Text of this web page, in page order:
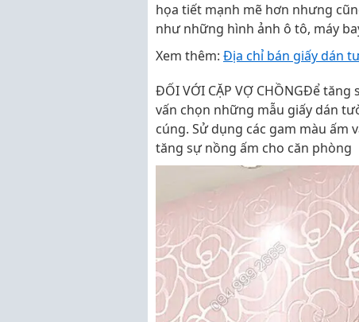
họa tiết mạnh mẽ hơn nhưng
như những hình ảnh ô tô, máy
Xem thêm: Địa chỉ bán giấy dán
ĐỐI VỚI CẶP VỢ CHỒNGĐể
vấn chọn những mẫu giấy dán
cúng. Sử dụng các gam màu ấm
tăng sự nồng ấm cho căn phòng